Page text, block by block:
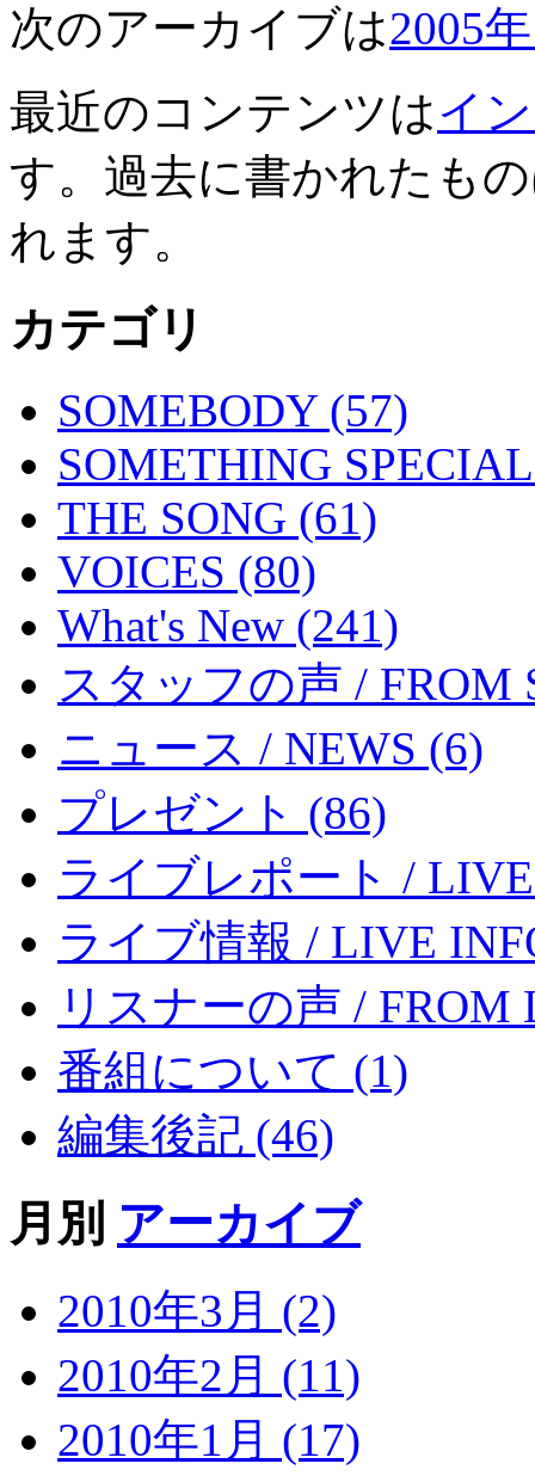
次のアーカイブは2005
最近のコンテンツはイ
す。過去に書かれたも
れます。
カテゴリ
SOMEBODY (57)
SOMETHING
THE SONG (61)
VOICES (80)
What's New (241)
スタッフの声 / FROM
ニュース / NEWS (6)
プレゼント (86)
ライブレポート / LIVE
ライブ情報 / LIVE
リスナーの声 / FROM
番組について (1)
編集後記 (46)
月別 アーカイブ
2010年3月 (2)
2010年2月 (11)
2010年1月 (17)